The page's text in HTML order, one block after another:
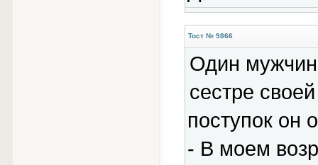
Тост № 9866
Один
сестpе
поступок он
- В моем